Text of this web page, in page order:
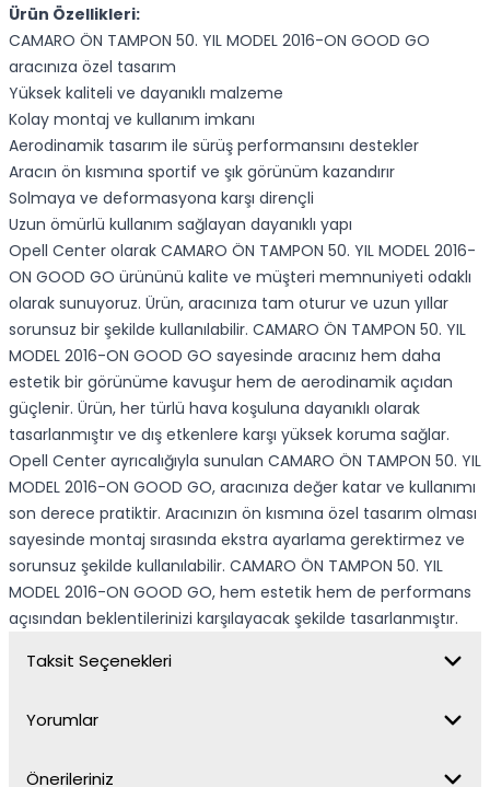
Ürün Özellikleri:
CAMARO ÖN TAMPON 50. YIL MODEL 2016-ON GOOD GO
aracınıza özel tasarım
Yüksek kaliteli ve dayanıklı malzeme
Kolay montaj ve kullanım imkanı
Aerodinamik tasarım ile sürüş performansını destekler
Aracın ön kısmına sportif ve şık görünüm kazandırır
Solmaya ve deformasyona karşı dirençli
Uzun ömürlü kullanım sağlayan dayanıklı yapı
Opell Center olarak CAMARO ÖN TAMPON 50. YIL MODEL 2016-
ON GOOD GO ürününü kalite ve müşteri memnuniyeti odaklı
olarak sunuyoruz. Ürün, aracınıza tam oturur ve uzun yıllar
sorunsuz bir şekilde kullanılabilir. CAMARO ÖN TAMPON 50. YIL
MODEL 2016-ON GOOD GO sayesinde aracınız hem daha
estetik bir görünüme kavuşur hem de aerodinamik açıdan
güçlenir. Ürün, her türlü hava koşuluna dayanıklı olarak
tasarlanmıştır ve dış etkenlere karşı yüksek koruma sağlar.
Opell Center ayrıcalığıyla sunulan CAMARO ÖN TAMPON 50. YIL
MODEL 2016-ON GOOD GO, aracınıza değer katar ve kullanımı
son derece pratiktir. Aracınızın ön kısmına özel tasarım olması
sayesinde montaj sırasında ekstra ayarlama gerektirmez ve
sorunsuz şekilde kullanılabilir. CAMARO ÖN TAMPON 50. YIL
MODEL 2016-ON GOOD GO, hem estetik hem de performans
açısından beklentilerinizi karşılayacak şekilde tasarlanmıştır.
Taksit Seçenekleri
Yorumlar
Önerileriniz